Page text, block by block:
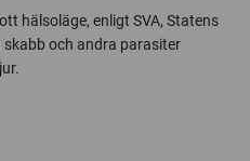
hälsoläge, enligt SVA, Statens
och andra parasiter